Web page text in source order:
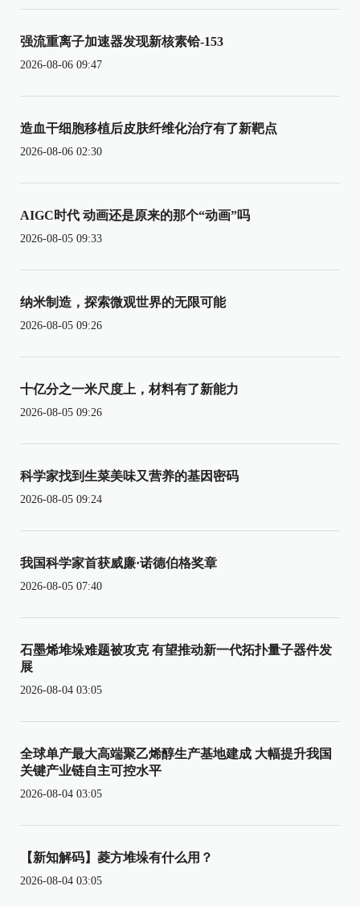
强流重离子加速器发现新核素铪-153
2026-08-06 09:47
造血干细胞移植后皮肤纤维化治疗有了新靶点
2026-08-06 02:30
AIGC时代 动画还是原来的那个“动画”吗
2026-08-05 09:33
纳米制造，探索微观世界的无限可能
2026-08-05 09:26
十亿分之一米尺度上，材料有了新能力
2026-08-05 09:26
科学家找到生菜美味又营养的基因密码
2026-08-05 09:24
我国科学家首获威廉·诺德伯格奖章
2026-08-05 07:40
石墨烯堆垛难题被攻克 有望推动新一代拓扑量子器件发
展
2026-08-04 03:05
全球单产最大高端聚乙烯醇生产基地建成 大幅提升我国
关键产业链自主可控水平
2026-08-04 03:05
【新知解码】菱方堆垛有什么用？
2026-08-04 03:05